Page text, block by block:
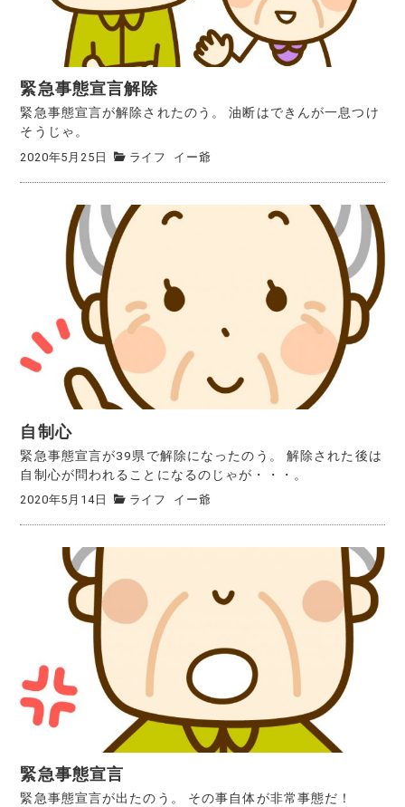
緊急事態宣言解除
緊急事態宣言が解除されたのう。 油断はできんが一息つけ
そうじゃ。
2020年5月25日 ライフ イー爺
自制心
緊急事態宣言が39県で解除になったのう。 解除された後は
自制心が問われることになるのじゃが・・・。
2020年5月14日 ライフ イー爺
緊急事態宣言
緊急事態宣言が出たのう。 その事自体が非常事態だ！